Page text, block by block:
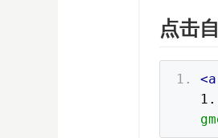
点击
<a
1.